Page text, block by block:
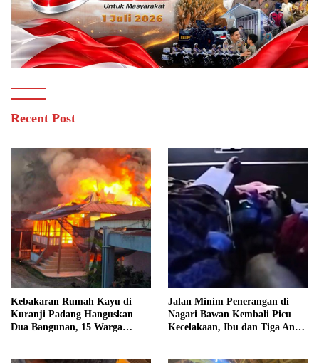
Recent Post
Kebakaran Rumah Kayu di
Kuranji Padang Hanguskan
Dua Bangunan, 15 Warga
Jalan Minim Penerangan di
Nagari Bawan Kembali Picu
Kecelakaan, Ibu dan Tiga Anak